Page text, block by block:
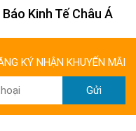
che.
quả
Báo Kinh Tế Châu Á
KÝ NHẬN KHUYẾN MÃI
Gửi